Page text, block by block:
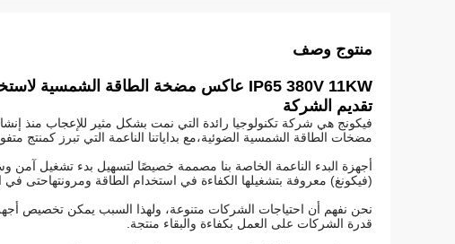
منتوج وصف
IP65 380V 11KW عاكس مضخة الطاقة الشمسية لاستخدام مضخة المياه
تقديم الشركة
مضخات الطاقة الشمسية الضوئية،مع بداياتنا الناعمة التي تبرز كمنتج
أجهزة البدء الناعمة الخاصة بنا مصممة خصيصًا لتسهيل بدء تشغيل آمن
(فيكونغ) معروفة بتشغيلها الكفاءة في استخدام الطاقة ومرونتهاحتى في
نحن نفهم أن احتياجات الشركات متنوعة، ولهذا السبب يمكن تخصيص
قدرة الشركات على العمل بكفاءة والبقاء منتجة.